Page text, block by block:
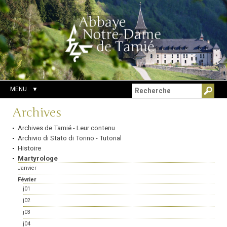
Aller
au
contenu.
|
Aller
à
la
navigation
Outils
personnels
Chercher par
Recherche
avancée…
MENU
Navigation
Archives
Archives de Tamié - Leur contenu
Archivio di Stato di Torino - Tutorial
Histoire
Martyrologe
Janvier
Février
j01
j02
j03
j04